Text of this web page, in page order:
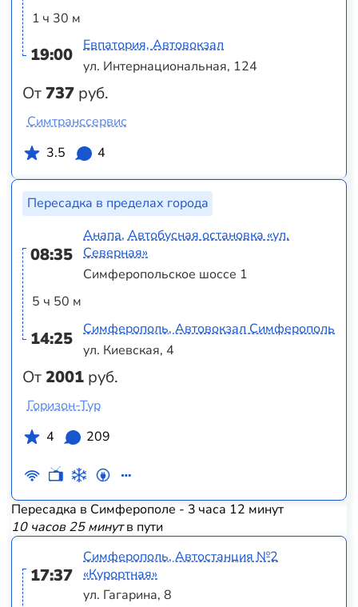
1 ч 30 м
19:00
От737 руб.
Евпатория, Автовокзал
ул. Интернациональная, 124
Симтранссервис
3.5
4
Пересадка в пределах города
08:35
5 ч 50 м
14:25
От2001 руб.
Анапа, Автобусная остановка «ул.
Северная»
Симферопольское шоссе 1
Симферополь, Автовокзал Симферополь
ул. Киевская, 4
Горизон-Тур
4
209
Пересадка в Симферополе - 3 часа 12 минут
10 часов 25 минутв пути
17:37
Симферополь, Автостанция №2
«Курортная»
ул. Гагарина, 8